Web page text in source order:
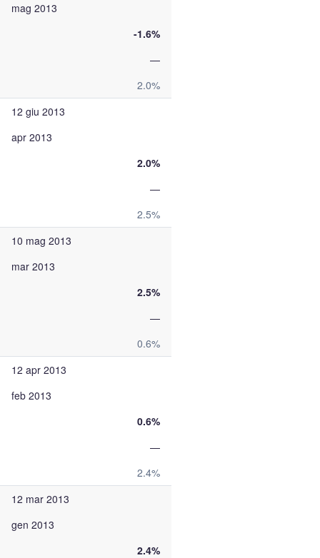
mag 2013
-1.6%
—
2.0%
12 giu 2013
apr 2013
2.0%
—
2.5%
10 mag 2013
mar 2013
2.5%
—
0.6%
12 apr 2013
feb 2013
0.6%
—
2.4%
12 mar 2013
gen 2013
2.4%